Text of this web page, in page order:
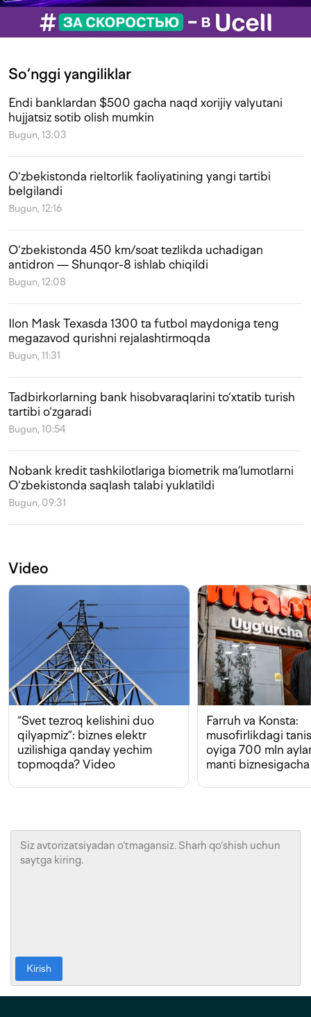
So‘nggi yangiliklar
Endi banklardan $500 gacha naqd xorijiy valyutani
hujjatsiz sotib olish mumkin
Bugun, 13:03
O‘zbekistonda rieltorlik faoliyatining yangi tartibi
belgilandi
Bugun, 12:16
O‘zbekistonda 450 km/soat tezlikda uchadigan
antidron — Shunqor-8 ishlab chiqildi
Bugun, 12:08
Ilon Mask Texasda 1300 ta futbol maydoniga teng
megazavod qurishni rejalashtirmoqda
Bugun, 11:31
Tadbirkorlarning bank hisobvaraqlarini to‘xtatib turish
tartibi o‘zgaradi
Bugun, 10:54
Nobank kredit tashkilotlariga biometrik ma’lumotlarni
O‘zbekistonda saqlash talabi yuklatildi
Bugun, 09:31
Video
“Svet tezroq kelishini duo
qilyapmiz”: biznes elektr
uzilishiga qanday yechim
topmoqda? Video
Farruh va Konsta:
musofirlikdagi
oyiga 700 mln
manti biznesigacha
Kirish